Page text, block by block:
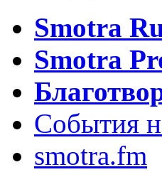
Smotra
Smotra
События
smotra.fm